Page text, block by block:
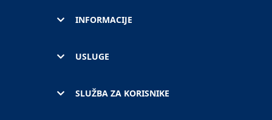
INFORMACIJE
USLUGE
SLUŽBA ZA KORISNIKE